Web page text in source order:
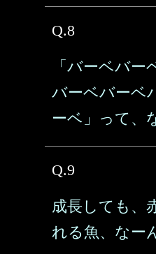
Q.8
「バーベバー
バーベバーベ
ーベ」って、
Q.9
成長しても、
れる魚、なー